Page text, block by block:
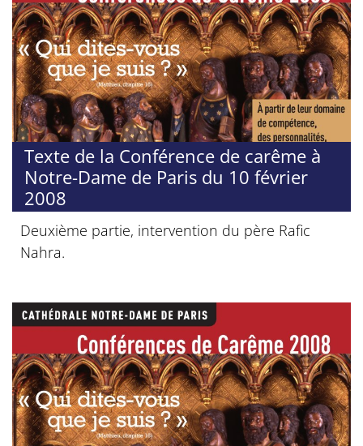
Texte de la Conférence de carême à
Notre-Dame de Paris du 10 février
2008
Deuxième partie, intervention du père Rafic
Nahra.